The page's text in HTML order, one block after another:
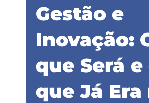
Gestão e
Inovação:
que Será e
que Já Era